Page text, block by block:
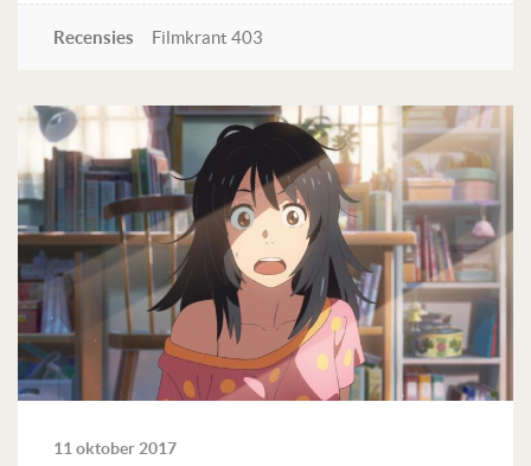
Recensies Filmkrant 403
Lees verder
11 oktober 2017